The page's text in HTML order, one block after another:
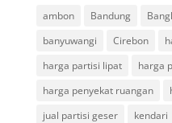
ambon Bandung
banyuwangi
Cirebon
harga partisi lipat
harga
harga penyekat ruangan
jual partisi geser
kendari